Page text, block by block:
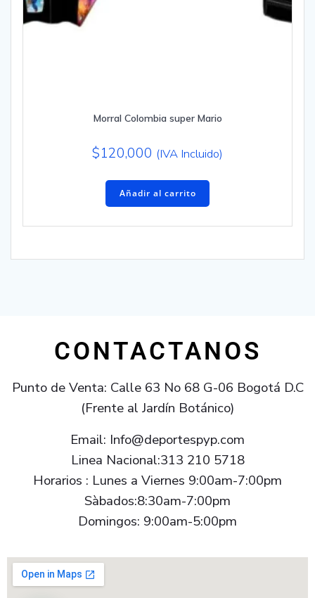
Morral Colombia super Mario
$120,000 (IVA Incluido)
Añadir al carrito
CONTACTANOS
Punto de Venta: Calle 63 No 68 G-06 Bogotá D.C
(Frente al Jardín Botánico)
Email: Info@deportespyp.com
Linea Nacional:313 210 5718
Horarios : Lunes a Viernes 9:00am-7:00pm
Sàbados:8:30am-7:00pm
Domingos: 9:00am-5:00pm